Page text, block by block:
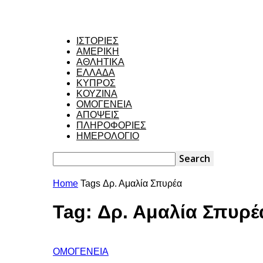
ΙΣΤΟΡΙΕΣ
ΑΜΕΡΙΚΗ
ΑΘΛΗΤΙΚΑ
ΕΛΛΑΔΑ
ΚΥΠΡΟΣ
ΚΟΥΖΙΝΑ
ΟΜΟΓΕΝΕΙΑ
ΑΠΟΨΕΙΣ
ΠΛΗΡΟΦΟΡΙΕΣ
ΗΜΕΡΟΛΟΓΙΟ
Home Tags Δρ. Αμαλία Σπυρέα
Tag: Δρ. Αμαλία
ΟΜΟΓΕΝΕΙΑ